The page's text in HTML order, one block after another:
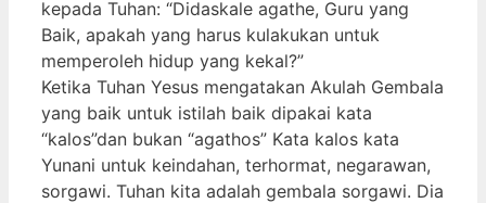
kepada Tuhan: “Didaskale agathe, Guru yang
Baik, apakah yang harus kulakukan untuk
memperoleh hidup yang kekal?”
Ketika Tuhan Yesus mengatakan Akulah Gembala
yang baik untuk istilah baik dipakai kata
“kalos”dan bukan “agathos” Kata kalos kata
Yunani untuk keindahan, terhormat, negarawan,
sorgawi. Tuhan kita adalah gembala sorgawi. Dia